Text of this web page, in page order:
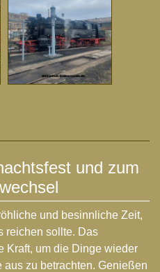
und zum
und besinnliche Zeit,
reichen sollte. Das
Kraft, um die Dinge wieder
zu betrachten. Genießen